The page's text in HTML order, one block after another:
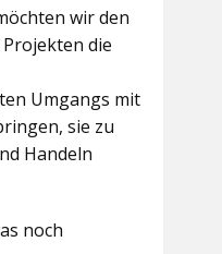
wir den
die
Umgangs mit
sie zu
Handeln
noch